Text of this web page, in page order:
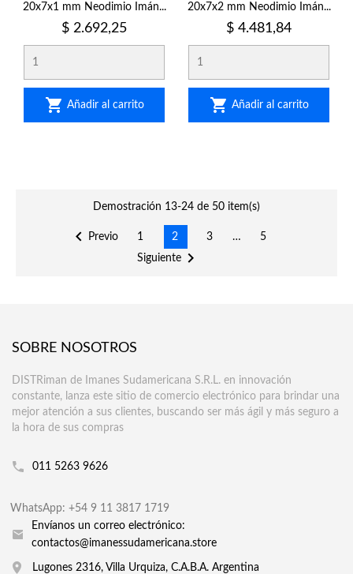
20x7x1 mm Neodimio Imán...
Precio
$ 2.692,25
 Añadir al carrito
20x7x2 mm Neodimio Imán...
Precio
$ 4.481,84
 Añadir al carrito
Demostración 13-24 de 50 item(s)
 Previo 1 2 3 …
5
Siguiente 
SOBRE NOSOTROS
DISTRiman de Imanes Sudamericana S.R.L. en innovación
constante, lanza este sitio de comercio electrónico para brindar una
mejor atención a sus clientes, buscando ser más ágil y más seguro a
la hora de sus compras
011 5263 9626
WhatsApp: +54 9 11 3817 1719
Envíanos un correo electrónico:
contactos@imanessudamericana.store
Lugones 2316, Villa Urquiza, C.A.B.A. Argentina